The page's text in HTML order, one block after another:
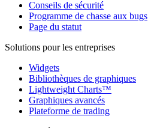
Conseils de sécurité
Programme de chasse aux bugs
Page du statut
Solutions pour les entreprises
Widgets
Bibliothèques de graphiques
Lightweight Charts™
Graphiques avancés
Plateforme de trading